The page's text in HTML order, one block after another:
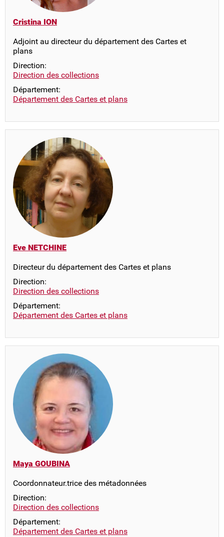
Cristina ION
Adjoint au directeur du département des Cartes et
plans
Direction:
Direction des collections
Département:
Département des Cartes et plans
Eve NETCHINE
Directeur du département des Cartes et plans
Direction:
Direction des collections
Département:
Département des Cartes et plans
Maya GOUBINA
Coordonnateur.trice des métadonnées
Direction:
Direction des collections
Département:
Département des Cartes et plans